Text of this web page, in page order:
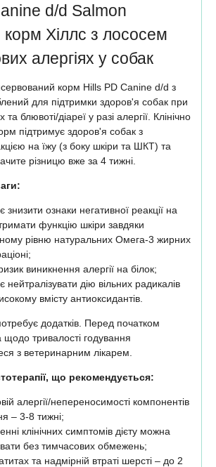
d/d Salmon
корм Хіллс з лососем
алергіях у собак
корм Hills PD Canine d/d з
для підтримки здоров'я собак при
та блювоті/діареї у разі алергії. Клінічно
підтримує здоров'я собак з
на їжу (з боку шкіри та ШКТ) та
різницю вже за 4 тижні.
знизити ознаки негативної реакції на
функцію шкіри завдяки
рівню натуральних Омега-3 жирних
виникнення алергії на білок;
нейтралізувати дію вільних радикалів
вмісту антиоксидантів.
додатків. Перед початком
щодо тривалості годування
з ветеринарним лікарем.
що рекомендується:
алергії/непереносимості компонентів
– 3-8 тижні;
клінічних симптомів дієту можна
без тимчасових обмежень;
та надмірній втраті шерсті – до 2